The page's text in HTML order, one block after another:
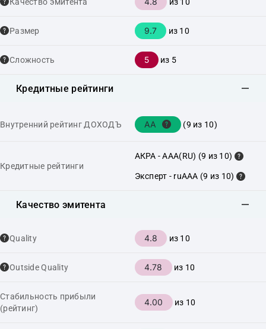
Размер 9.7 из 10
Сложность 5 из 5
Кредитные рейтинги
Внутренний рейтинг ДОХОДЪ AA (9 из 10)
Кредитные рейтинги
АКРА - AAA(RU) (9 из 10)
Эксперт - ruAAA (9 из 10)
Качество эмитента
Quality 4.8 из 10
Outside Quality 4.78 из 10
Стабильность прибыли
(рейтинг)
4.00 из 10